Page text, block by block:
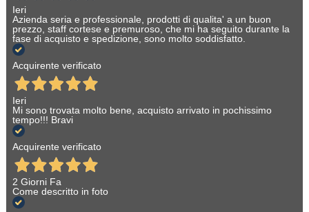
Ieri
Azienda seria e professionale, prodotti di qualita' a un buon
prezzo, staff cortese e premuroso, che mi ha seguito durante la
fase di acquisto e spedizione, sono molto soddisfatto.
Acquirente verificato
Ieri
Mi sono trovata molto bene, acquisto arrivato in pochissimo
tempo!!! Bravi
Acquirente verificato
2 Giorni Fa
Come descritto in foto